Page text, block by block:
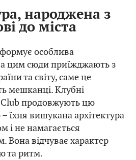
народжена з
до міста
особлива
цим сюди приїжджають з
та світу, саме це
мешканці. Клубні
Club продовжують цю
їхня вишукана архітектура
і не намагається
Вона відчуває характер
та ритм.